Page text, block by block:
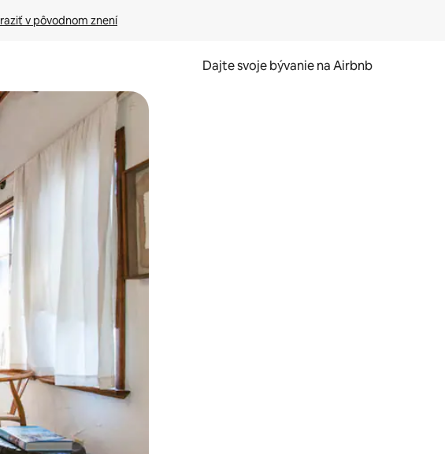
v pôvodnom znení
Dajte svoje bývanie na Airbnb
ich preskúmať pomocou dotykových gest či potiahnutia prstom.